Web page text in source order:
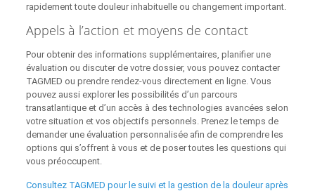
rapidement toute douleur inhabituelle ou changement important.
Appels à l’action et moyens de contact
Pour obtenir des informations supplémentaires, planifier une
évaluation ou discuter de votre dossier, vous pouvez contacter
TAGMED ou prendre rendez‑vous directement en ligne. Vous
pouvez aussi explorer les possibilités d’un parcours
transatlantique et d’un accès à des technologies avancées selon
votre situation et vos objectifs personnels. Prenez le temps de
demander une évaluation personnalisée afin de comprendre les
options qui s’offrent à vous et de poser toutes les questions qui
vous préoccupent.
Consultez TAGMED pour le suivi et la gestion de la douleur après